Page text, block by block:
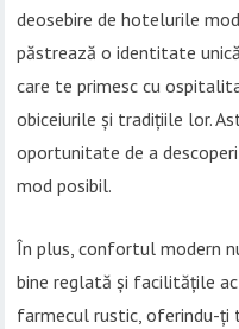
deosebire de hotelurile
păstrează o identitate
care te primesc cu
obiceiurile și tradițiile lor.
oportunitate de a
mod posibil.
În plus, confortul modern
bine reglată și facilitățile
farmecul rustic, oferindu-ți